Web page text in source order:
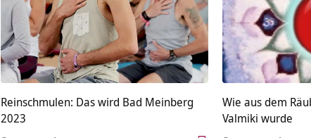
Reinschmulen: Das wird Bad Meinberg
2023
Wie aus dem
Valmiki wurde